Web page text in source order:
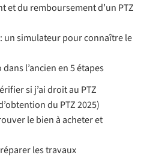
et du remboursement d’un PTZ
: un simulateur pour connaître le
l’ancien en 5 étapes
si j’ai droit au PTZ
du PTZ 2025)
le bien à acheter et
les travaux